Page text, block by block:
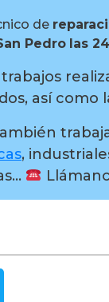
de
Pedro las
trabajos
así como
,